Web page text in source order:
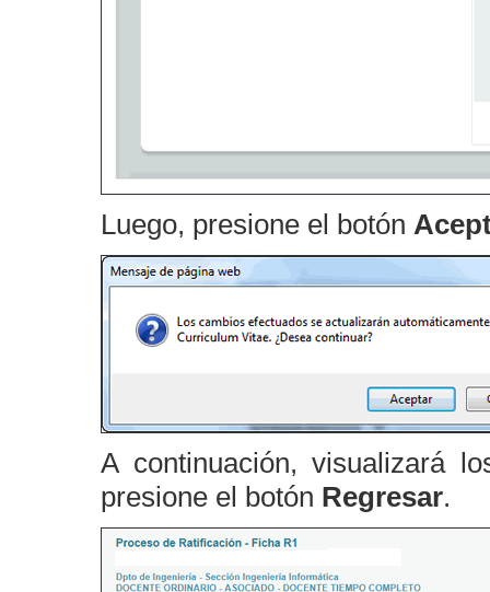
Luego, presione el botón
A continuación, visualizará
presione el botón Regresar.